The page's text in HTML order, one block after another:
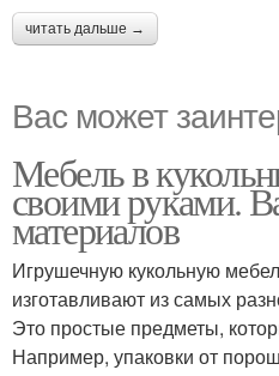
читать дальше →
Вас может
Мебель в
своими руками.
материалов
Игрушечную кукольную
изготавливают из самых
Это простые предметы,
Например, упаковки от